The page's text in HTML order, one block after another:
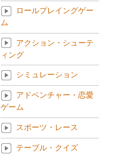
ロールプレイングゲー
ム
アクション・シューテ
ィング
シミュレーション
アドベンチャー・恋愛
ゲーム
スポーツ・レース
テーブル・クイズ